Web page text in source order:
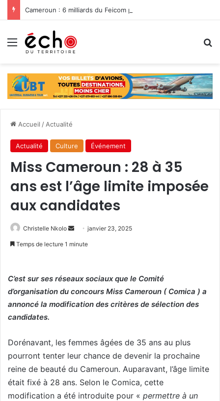
Menu
Accueil / Actualité
Actualité Culture Événement
Miss Cameroun : 28 à 35
ans est l’âge limite imposée
aux candidates
Christelle Nkolo
y
o
u
r
r
i
janvier 23, 2025
Temps de lecture 1 minute
C’est sur ses réseaux sociaux que le Comité
d’organisation du concours Miss Cameroun ( Comica ) a
annoncé la modification des critères de sélection des
candidates.
Dorénavant, les femmes âgées de 35 ans au plus
pourront tenter leur chance de devenir la prochaine
reine de beauté du Cameroun. Auparavant, l’âge limite
était fixé à 28 ans. Selon le Comica, cette
modification a été introduite pour « permettre à un